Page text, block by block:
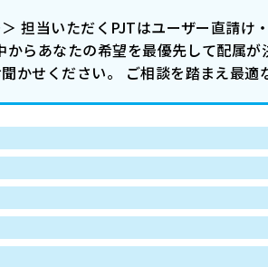
担当いただくPJTはユーザー直請
からあなたの希望を最優先して配属
かせください。 ご相談を踏まえ最適